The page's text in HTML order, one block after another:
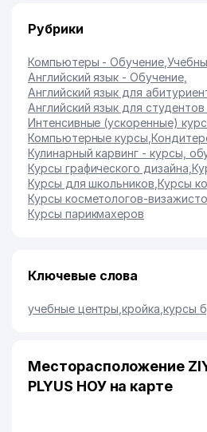
Рубрики
Компьютеры - Обучение,
Английский язык - Обучение,
Английский язык для
Английский язык для
Интенсивные (ускоренные)
Компьютерные курсы ,
Кулинарный карвинг - курсы,
Курсы графического дизайна
Курсы для школьников Курсы
Курсы косметологов-
Курсы парикмахеров
Ключевые слова
учебные центры ,кройка курсы
Месторасположение
PLYUS НОУ на карте